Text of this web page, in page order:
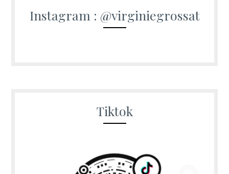
Instagram : @virginiegrossat
Tiktok